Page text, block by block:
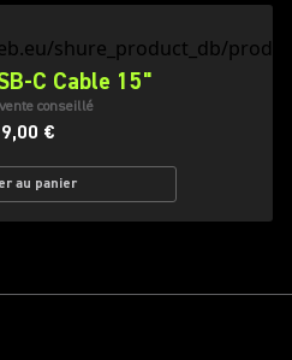
C Cable 15"
conseillé
€
au panier